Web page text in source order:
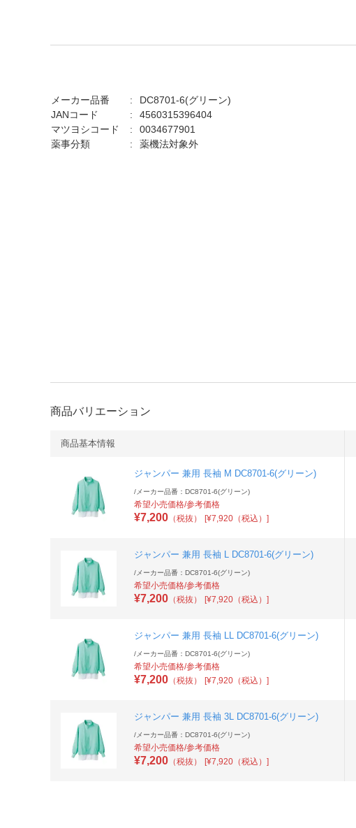
メーカー品番
DC8701-6(グリーン)
JANコード
4560315396404
マツヨシコード
0034677901
薬事分類
薬機法対象外
商品バリエーション
商品基本情報
ジャンパー 兼用 長袖 M DC8701-6(グリーン)
/ メーカー品番：DC8701-6(グリーン)
希望小売価格/参考価格
¥7,200 （税抜） [¥7,920（税込）]
ジャンパー 兼用 長袖 L DC8701-6(グリーン)
/ メーカー品番：DC8701-6(グリーン)
希望小売価格/参考価格
¥7,200 （税抜） [¥7,920（税込）]
ジャンパー 兼用 長袖 LL DC8701-6(グリーン)
/ メーカー品番：DC8701-6(グリーン)
希望小売価格/参考価格
¥7,200 （税抜） [¥7,920（税込）]
ジャンパー 兼用 長袖 3L DC8701-6(グリーン)
/ メーカー品番：DC8701-6(グリーン)
希望小売価格/参考価格
¥7,200 （税抜） [¥7,920（税込）]